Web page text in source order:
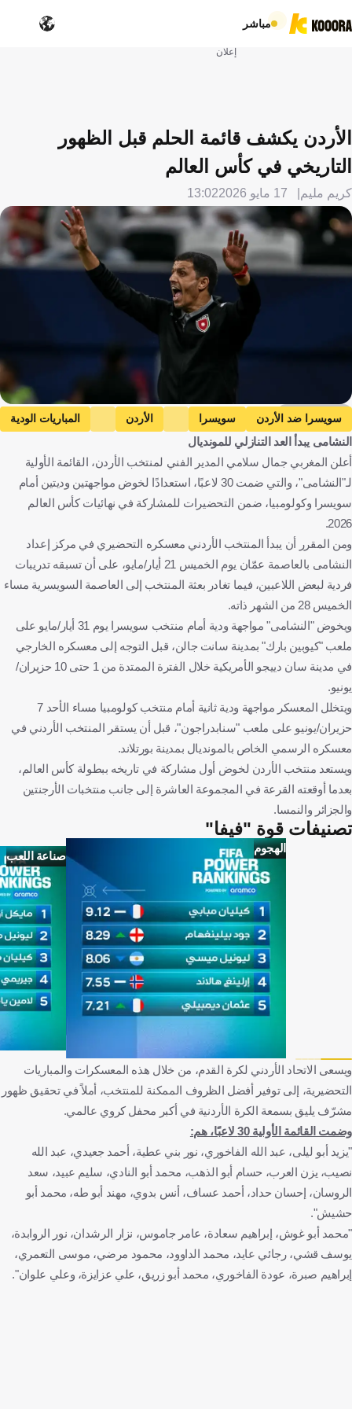
مباشر
إعلان
الأردن يكشف قائمة الحلم قبل الظهور
التاريخي في كأس العالم
كريم مليم 17 مايو 2026 13:02
Getty Images
سويسرا ضد الأردن سويسرا الأردن
المباريات الودية
كولومبيا ضد الأردن
كولومبيا
النمسا
كأس العالم الأردن ضد الجزائر
الجزائر
الأردن ضد الأرجنتين
جمال السلامي
عودة الفاخوري
النمسا
الولايات المتحدة الجزائر الأرجنتين المغرب
مصر
كرة قدم
النشامى يبدأ العد التنازلي للمونديال
أعلن المغربي جمال سلامي المدير الفني لمنتخب الأردن، القائمة الأولية
لـ"النشامى"، والتي ضمت 30 لاعبًا، استعدادًا لخوض مواجهتين وديتين أمام
سويسرا وكولومبيا، ضمن التحضيرات للمشاركة في نهائيات كأس العالم
2026.
ومن المقرر أن يبدأ المنتخب الأردني معسكره التحضيري في مركز إعداد
النشامى بالعاصمة عمّان يوم الخميس 21 أيار/مايو، على أن تسبقه تدريبات
فردية لبعض اللاعبين، فيما تغادر بعثة المنتخب إلى العاصمة السويسرية مساء
الخميس 28 من الشهر ذاته.
ويخوض "النشامى" مواجهة ودية أمام منتخب سويسرا يوم 31 أيار/مايو على
ملعب "كيوبين بارك" بمدينة سانت جالن، قبل التوجه إلى معسكره الخارجي
في مدينة سان دييجو الأمريكية خلال الفترة الممتدة من 1 حتى 10 حزيران/
يونيو.
ويتخلل المعسكر مواجهة ودية ثانية أمام منتخب كولومبيا مساء الأحد 7
حزيران/يونيو على ملعب "سنابدراجون"، قبل أن يستقر المنتخب الأردني في
معسكره الرسمي الخاص بالمونديال بمدينة بورتلاند.
ويستعد منتخب الأردن لخوض أول مشاركة في تاريخه ببطولة كأس العالم،
بعدما أوقعته القرعة في المجموعة العاشرة إلى جانب منتخبات الأرجنتين
والجزائر والنمسا.
تصنيفات قوة "فيفا"
الهجوم
صناعة اللعب
ويسعى الاتحاد الأردني لكرة القدم، من خلال هذه المعسكرات والمباريات
التحضيرية، إلى توفير أفضل الظروف الممكنة للمنتخب، أملاً في تحقيق ظهور
مشرّف يليق بسمعة الكرة الأردنية في أكبر محفل كروي عالمي.
وضمت القائمة الأولية 30 لاعبًا، هم:
"يزيد أبو ليلى، عبد الله الفاخوري، نور بني عطية، أحمد جعيدي، عبد الله
نصيب، يزن العرب، حسام أبو الذهب، محمد أبو النادي، سليم عبيد، سعد
الروسان، إحسان حداد، أحمد عساف، أنس بدوي، مهند أبو طه، محمد أبو
حشيش".
"محمد أبو غوش، إبراهيم سعادة، عامر جاموس، نزار الرشدان، نور الروابدة،
يوسف قشي، رجائي عايد، محمد الداوود، محمود مرضي، موسى التعمري،
إبراهيم صبرة، عودة الفاخوري، محمد أبو زريق، علي عزايزة، وعلي علوان".